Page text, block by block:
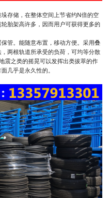
存储，在整体空间上节省约N倍的空
胎架高许多，因而用户可获得更多的
管。能随意布置，移动方便。采用叠
两根轨道所承受的负荷，可均等分散
震之类的摇晃可以发挥出类拔萃的作
几乎是永久性的。